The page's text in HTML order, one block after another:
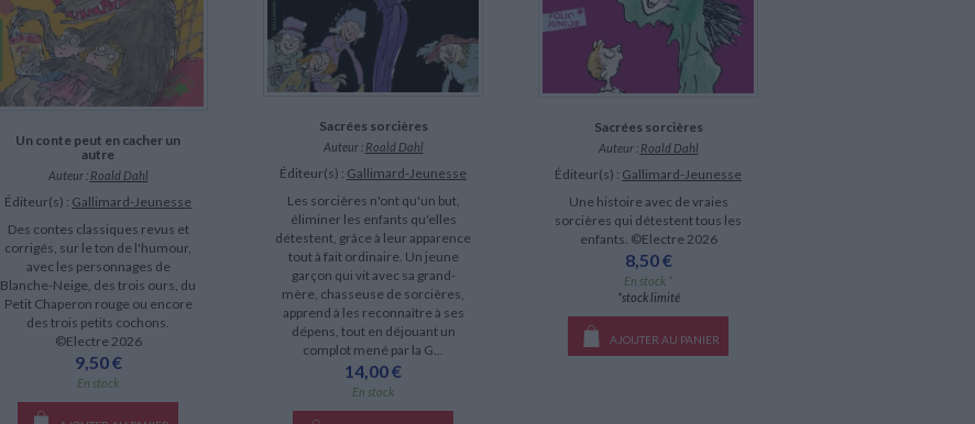
Un conte peut en cacher un
autre
Auteur : Roald Dahl
Éditeur(s) : Gallimard-Jeunesse
Des contes classiques revus et
corrigés, sur le ton de l'humour,
avec les personnages de
Blanche-Neige, des trois ours, du
Petit Chaperon rouge ou encore
des trois petits cochons.
©Electre 2026
9,50 €
En stock
Sacrées sorcières
Auteur : Roald Dahl
Éditeur(s) : Gallimard-Jeunesse
Les sorcières n'ont qu'un but,
éliminer les enfants qu'elles
détestent, grâce à leur apparence
tout à fait ordinaire. Un jeune
garçon qui vit avec sa grand-
mère, chasseuse de sorcières,
apprend à les reconnaître à ses
dépens, tout en déjouant un
complot mené par la G...
14,00 €
En stock
Sacrées sorcières
Auteur : Roald Dahl
Éditeur(s) : Gallimard-Jeunesse
Une histoire avec de vraies
sorcières qui détestent tous les
enfants. ©Electre 2026
8,50 €
En stock *
*stock limité
AJOUTER AU PANIER